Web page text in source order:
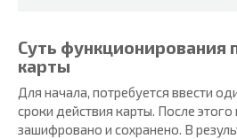
Суть функционирования
карты
Для начала, потребуется ввести
сроки действия карты. После этого
зашифровано и сохранено. В